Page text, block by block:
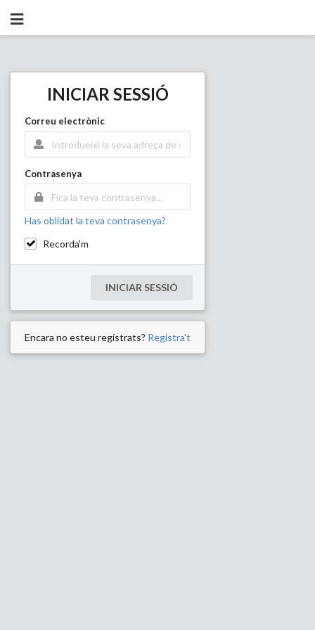
INICIAR SESSIÓ
Correu electrònic
Contrasenya
Has oblidat la teva contrasenya?
Recorda'm
INICIAR SESSIÓ
Encara no esteu registrats? Registra't